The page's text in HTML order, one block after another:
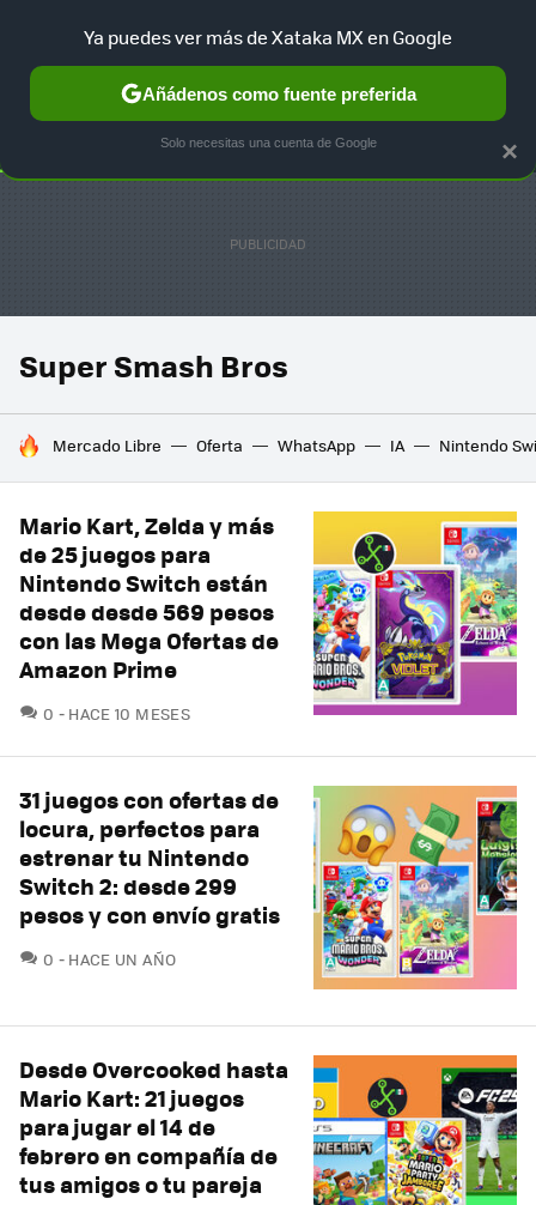
SELECCIÓN GAMING HOME AUTO TERRITORIO
Super Smash Bros
HOY SE HABLA DE
Mercado Libre Oferta WhatsApp IA Nintendo
Mario Kart, Zelda y más
de 25 juegos para
Nintendo Switch están
desde desde 569 pesos
con las Mega Ofertas de
Amazon Prime
0 COMENTARIOS
HACE 10 MESES
31 juegos con ofertas de
locura, perfectos para
estrenar tu Nintendo
Switch 2: desde 299
pesos y con envío gratis
0 COMENTARIOS
HACE UN AÑO
Desde Overcooked hasta
Mario Kart: 21 juegos
para jugar el 14 de
febrero en compañía de
tus amigos o tu pareja
×
Ya puedes ver más de Xataka MX en Google
Añádenos como fuente preferida
Solo necesitas una cuenta de Google